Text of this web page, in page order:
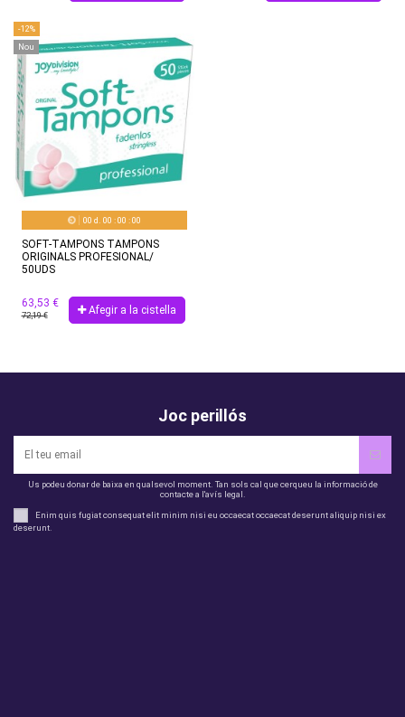
-12%
Nou
00 d. 00 :00 :00
SOFT-TAMPONS TAMPONS
ORIGINALS PROFESIONAL/
50UDS
63,53 €
72,19 € Afegir a la cistella
Joc perillós
Us podeu donar de baixa en qualsevol moment. Tan sols cal que cerqueu la informació de
contacte a l'avís legal.
Enim quis fugiat consequat elit minim nisi eu occaecat occaecat deserunt aliquip nisi ex
deserunt.